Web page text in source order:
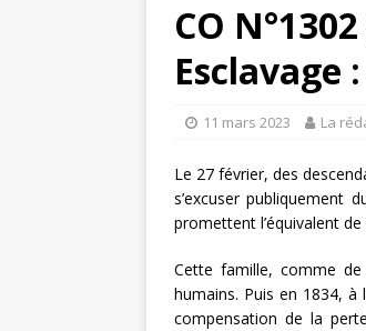
CO
Esclavage
11 mars 2023 La
Le 27 février, des
s’excuser publiquement
promettent l’équivalent
Cette famille, comme de
humains. Puis en 1834, à
compensation de la